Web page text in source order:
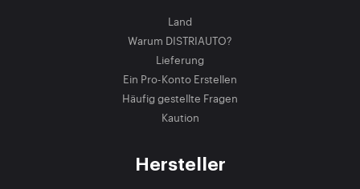
Land
Warum DISTRIAUTO?
Lieferung
Ein Pro-Konto Erstellen
Häufig gestellte Fragen
Kaution
Hersteller